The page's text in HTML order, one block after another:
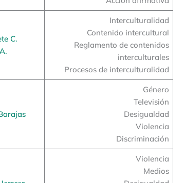
C.
Interculturalidad
Contenido intercultural
Reglamento de contenidos
interculturales
Procesos de interculturalidad
Género
Televisión
Desigualdad
Violencia
Discriminación
Violencia
Medios